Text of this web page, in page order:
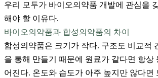
우리 모두가 바이오의약품 개발에 관심을
해야 할 이유다.
바이오의약품과 합성의약품의 차이
합성의약품은 크기가 작다. 구조도 비교적
을 통해 만들기 때문에 원료가 같다면 항상
어진다. 온도와 습도가 아주 높지만 않다면